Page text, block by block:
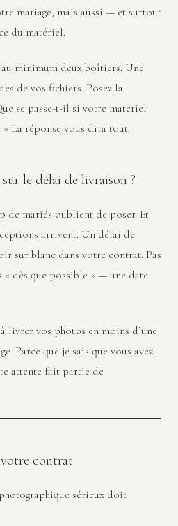
mariage, mais aussi — et surtout
du matériel.
minimum deux boîtiers. Une
de vos fichiers. Posez la
se passe-t-il si votre matériel
La réponse vous dira tout.
le délai de livraison ?
de mariés oublient de poser. Et
arrivent. Un délai de
sur blanc dans votre contrat. Pas
« dès que possible » — une date
livrer vos photos en moins d’une
Parce que je sais que vous avez
attente fait partie de
contrat
sérieux doit